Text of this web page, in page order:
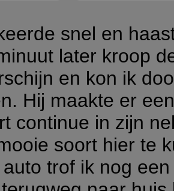
snel en
later kroop
en kon ik
Hij maakte er
continue in zijn
soort hier te
trof ik nog